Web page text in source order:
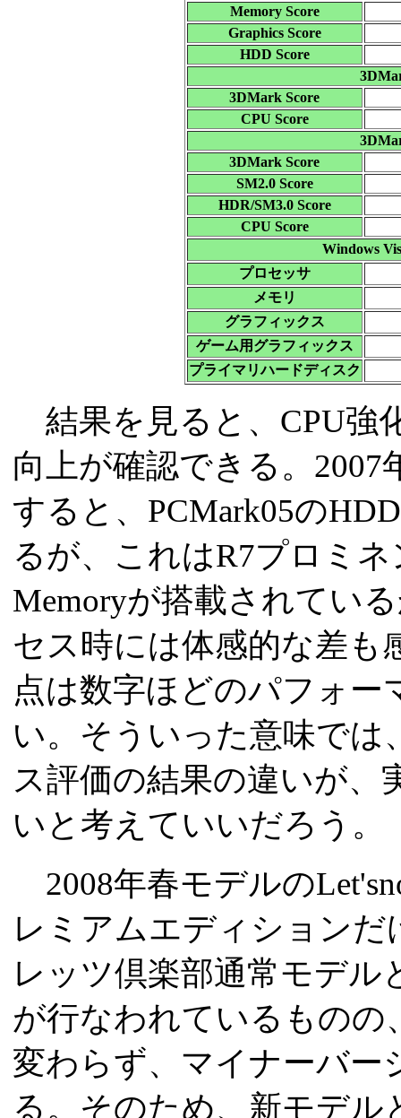
Memory Score
Graphics Score
HDD Score
3DMark Score
CPU Score
3DMark Score
SM2.0 Score
HDR/SM3.0 Score
CPU Score
Windows
プロセッサ
メモリ
グラフィックス
ゲーム用グラフィックス
プライマリハードディスク
結果を見ると、CPU強
向上が確認できる。2007
すると、PCMark05の
るが、これはR7プロミ
Memoryが搭載されてい
セス時には体感的な差も
点は数字ほどのパフォ
い。そういった意味では
ス評価の結果の違いが、
いと考えていいだろう。
2008年春モデルの
レミアムエディション
レッツ倶楽部通常モデル
が行なわれているものの
変わらず、マイナーバ
る。そのため、新モデ